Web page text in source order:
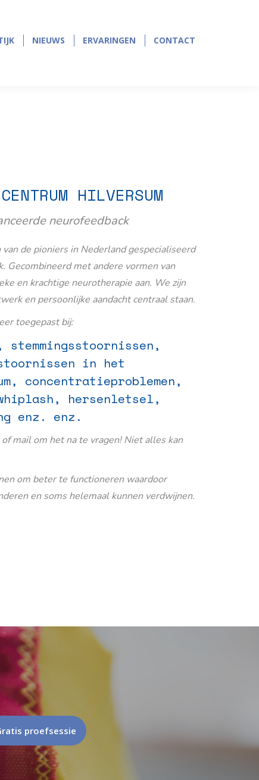
in
in
NIEUWS ERVARINGEN CONTACT
HILVERSUM
neurofeedback
de pioniers in Nederland gespecialiseerd
Gecombineerd met andere vormen van
en krachtige neurotherapie aan. We zijn
en persoonlijke aandacht centraal staan.
toegepast bij:
stemmingsstoornissen,
in het
concentratieproblemen,
hersenletsel,
enz. enz.
mail om het na te vragen! Niet alles kan
om beter te functioneren waardoor
en soms helemaal kunnen verdwijnen.
proefsessie
NIEUWS ERVARINGEN CONTACT